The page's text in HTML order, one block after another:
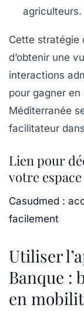
agriculteurs.
Cette stratégie
d’obtenir une
interactions
pour gagner
Méditerranée
facilitateur
Lien pour
votre
Casudmed :
facilement
Utiliser
Banque :
en